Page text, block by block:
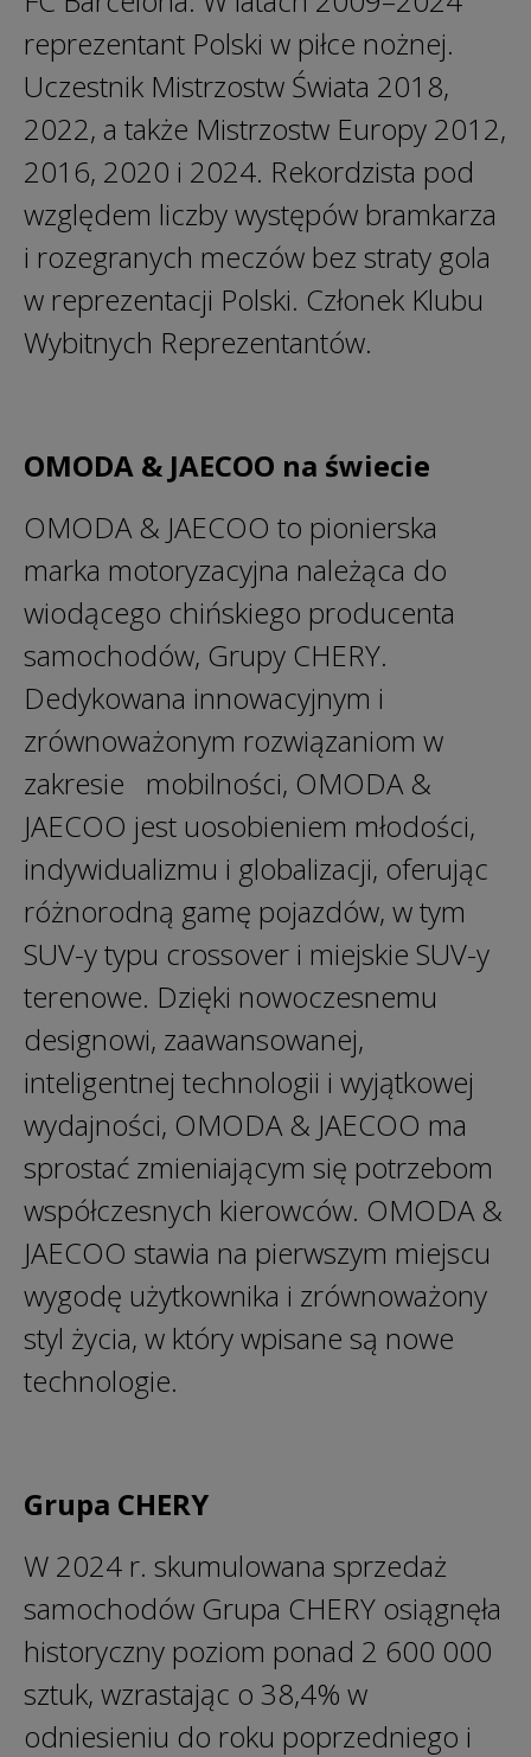
reprezentant Polski w piłce nożnej.
Uczestnik Mistrzostw Świata 2018,
2022, a także Mistrzostw Europy 2012,
2016, 2020 i 2024. Rekordzista pod
względem liczby występów bramkarza
i rozegranych meczów bez straty gola
w reprezentacji Polski. Członek Klubu
Wybitnych Reprezentantów.
OMODA & JAECOO na świecie
OMODA & JAECOO to pionierska
marka motoryzacyjna należąca do
wiodącego chińskiego producenta
samochodów, Grupy CHERY.
Dedykowana innowacyjnym i
zrównoważonym rozwiązaniom w
zakresie mobilności, OMODA &
JAECOO jest uosobieniem młodości,
indywidualizmu i globalizacji, oferując
różnorodną gamę pojazdów, w tym
SUV-y typu crossover i miejskie SUV-y
terenowe. Dzięki nowoczesnemu
designowi, zaawansowanej,
inteligentnej technologii i wyjątkowej
wydajności, OMODA & JAECOO ma
sprostać zmieniającym się potrzebom
współczesnych kierowców. OMODA &
JAECOO stawia na pierwszym miejscu
wygodę użytkownika i zrównoważony
styl życia, w który wpisane są nowe
technologie.
Grupa CHERY
W 2024 r. skumulowana sprzedaż
samochodów Grupa CHERY osiągnęła
historyczny poziom ponad 2 600 000
sztuk, wzrastając o 38,4% w
odniesieniu do roku poprzedniego i